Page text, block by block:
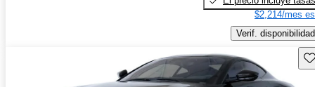
$2,214/mes
Verif. disponibilidad